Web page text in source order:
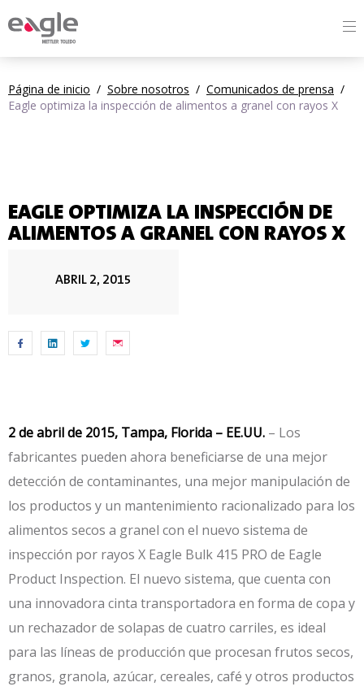
Página de inicio / Sobre nosotros / Comunicados de prensa /
Eagle optimiza la inspección de alimentos a granel con rayos X
EAGLE OPTIMIZA LA INSPECCIÓN DE
ALIMENTOS A GRANEL CON RAYOS X
ABRIL 2, 2015
2 de abril de 2015, Tampa, Florida – EE.UU. – Los
fabricantes pueden ahora beneficiarse de una mejor
detección de contaminantes, una mejor manipulación de
los productos y un mantenimiento racionalizado para los
alimentos secos a granel con el nuevo sistema de
inspección por rayos X Eagle Bulk 415 PRO de Eagle
Product Inspection. El nuevo sistema, que cuenta con
una innovadora cinta transportadora en forma de copa y
un rechazador de solapas de cuatro carriles, es ideal
para las líneas de producción que procesan frutos secos,
granos, granola, azúcar, cereales, café y otros productos